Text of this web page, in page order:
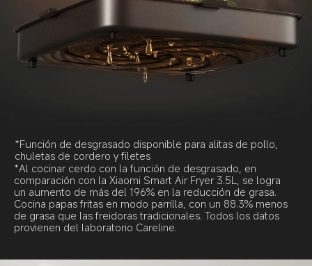
*Función de desgrasado disponible para alitas de pollo,
chuletas de cordero y filetes
*Al cocinar cerdo con la función de desgrasado, en
comparación con la Xiaomi Smart Air Fryer 3.5L, se logra
un aumento de más del 196% en la reducción de grasa.
Cocina papas fritas en modo parrilla, con un 88.3% menos
de grasa que las freidoras tradicionales. Todos los datos
provienen del laboratorio Careline.